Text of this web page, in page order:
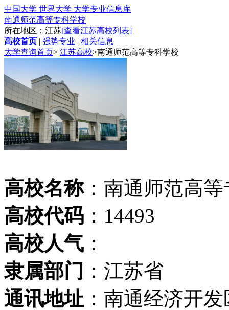
中国大学 世界大学 大学专业信息库
南通师范高等专科学校
所在地区：江苏[查看江苏高校列表]
高校首页 | 强势专业 | 相关信息
大学查询首页> 江苏高校>南通师范高等专科学校
高校名称：南通师范高
高校代码 ：14493
高校人气 ：
隶属部门 ：江苏省
通讯地址 ：南通经济开